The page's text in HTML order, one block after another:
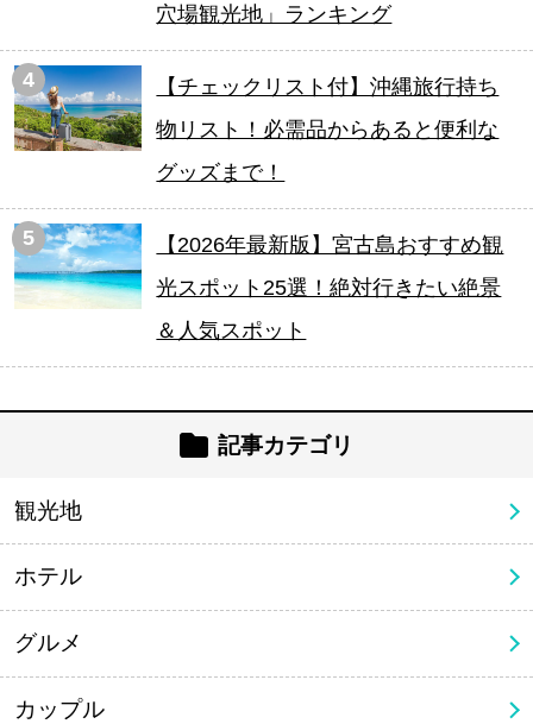
穴場観光地」ランキング
4
【チェックリスト付】沖縄旅行持ち
物リスト！必需品からあると便利な
グッズまで！
5
【2026年最新版】宮古島おすすめ観
光スポット25選！絶対行きたい絶景
＆人気スポット
記事カテゴリ
観光地
ホテル
グルメ
カップル